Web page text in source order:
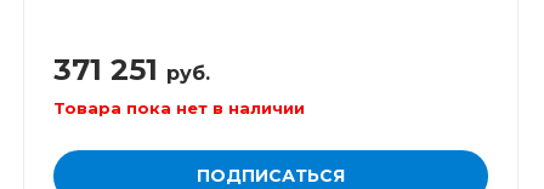
371 251 руб.
Товара пока нет в наличии
ПОДПИСАТЬСЯ